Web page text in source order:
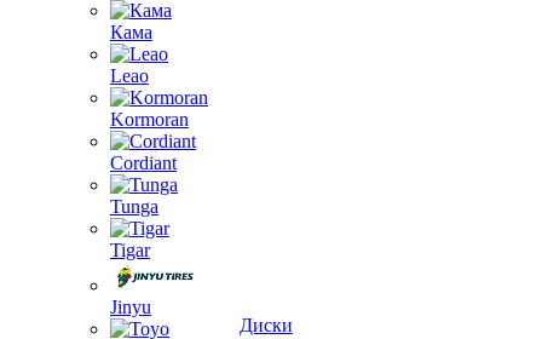
Кама
Leao
Kormoran
Cordiant
Tunga
Tigar
Jinyu
Диски